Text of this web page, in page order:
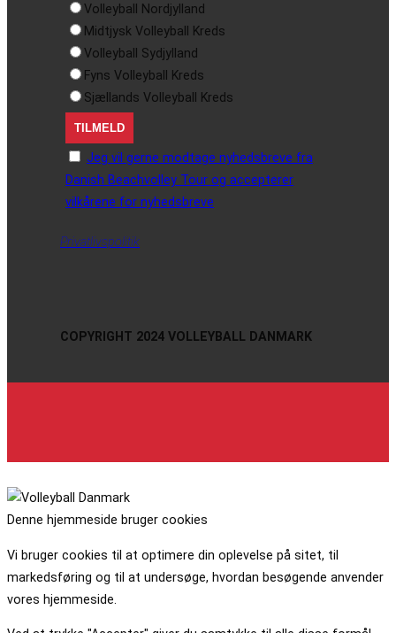
Volleyball Nordjylland
Midtjysk Volleyball Kreds
Volleyball Sydjylland
Fyns Volleyball Kreds
Sjællands Volleyball Kreds
Jeg vil gerne modtage nyhedsbreve fra
Danish Beachvolley Tour og accepterer
vilkårene for nyhedsbreve
Privatlivspolitik
COPYRIGHT 2024 VOLLEYBALL DANMARK
Denne hjemmeside bruger cookies
Vi bruger cookies til at optimere din oplevelse på sitet, til
markedsføring og til at undersøge, hvordan besøgende anvender
vores hjemmeside.